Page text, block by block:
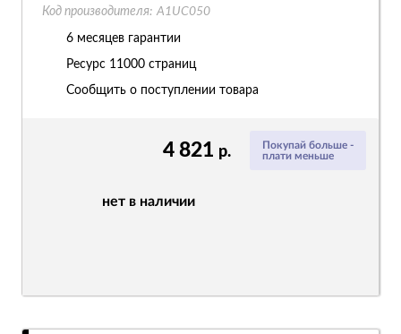
Покупай больше -
плати меньше
4 821 р.
нет в наличии
Код производителя: A1UC050
6 месяцев гарантии
Ресурс 11000 страниц
Сообщить о поступлении товара